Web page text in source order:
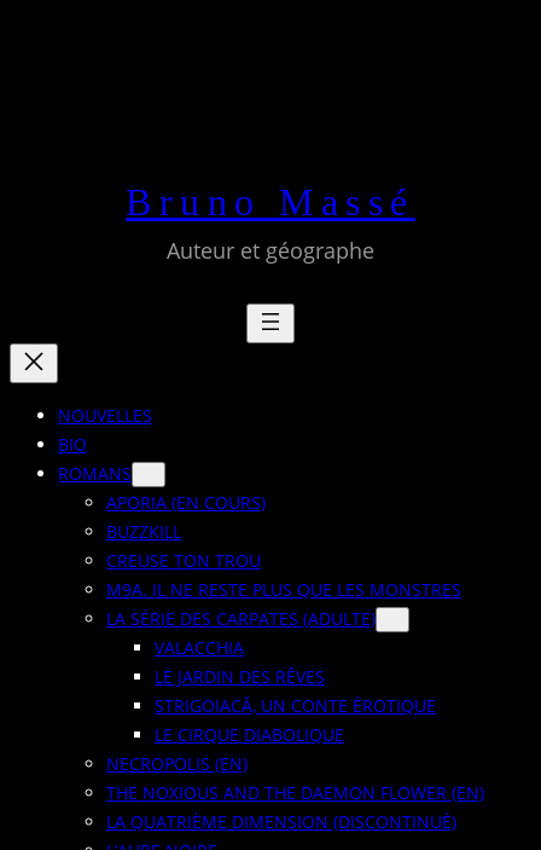
Bruno Massé
Auteur et géographe
NOUVELLES
BIO
ROMANS
APORIA (EN COURS)
BUZZKILL
CREUSE TON TROU
M9A. IL NE RESTE PLUS QUE LES MONSTRES
LA SÉRIE DES CARPATES (ADULTE)
VALACCHIA
LE JARDIN DES RÊVES
STRIGOIACĂ, UN CONTE ÉROTIQUE
LE CIRQUE DIABOLIQUE
NECROPOLIS (EN)
THE NOXIOUS AND THE DAEMON FLOWER (EN)
LA QUATRIÈME DIMENSION (DISCONTINUÉ)